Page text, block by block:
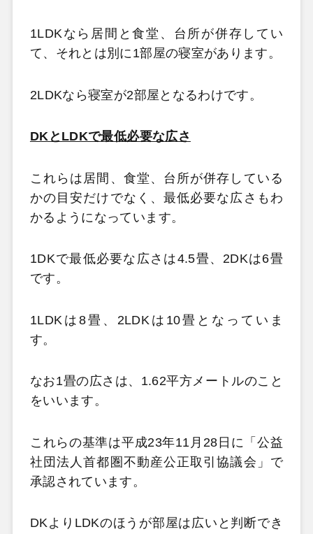
1LDKなら居間と食堂、台所が併存してい
て、それとは別に1部屋の寝室があります。
2LDKなら寝室が2部屋となるわけです。
DKとLDKで最低必要な広さ
これらは居間、食堂、台所が併存している
かの目安だけでなく、最低必要な広さもわ
かるようになっています。
1DKで最低必要な広さは4.5畳、2DKは6畳
です。
1LDKは8畳、2LDKは10畳となっていま
す。
なお1畳の広さは、1.62平方メートルのこと
をいいます。
これらの基準は平成23年11月28日に「公益
社団法人首都圏不動産公正取引協議会」で
承認されています。
DKよりLDKのほうが部屋は広いと判断でき